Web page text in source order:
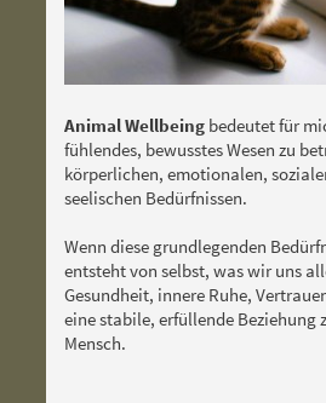
Animal Wellbeing bedeutet für
fühlendes, bewusstes Wesen zu
körperlichen, emotionalen,
seelischen Bedürfnissen.
Wenn diese grundlegenden
entsteht von selbst, was wir uns
Gesundheit, innere Ruhe,
eine stabile, erfüllende Beziehung
Mensch.